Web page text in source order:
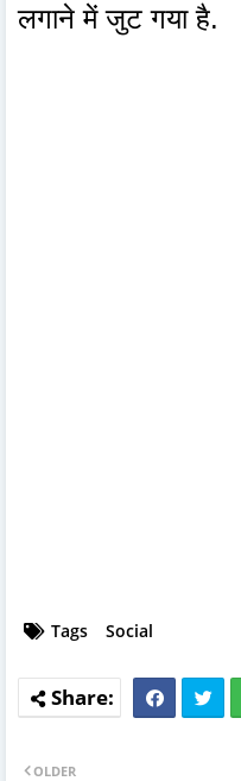
लगाने में जुट गया है.
Tags Social
OLDER